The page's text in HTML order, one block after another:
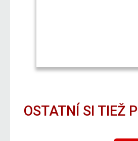
OSTATNÍ SI TIEŽ